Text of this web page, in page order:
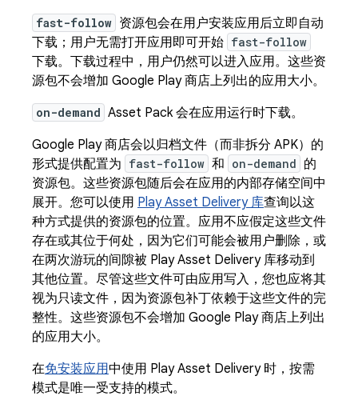
fast-follow 资源包会在用户安装应用后立即自动
下载；用户无需打开应用即可开始 fast-follow
下载。下载过程中，用户仍然可以进入应用。这些资
源包不会增加 Google Play 商店上列出的应用大小。
on-demand Asset Pack 会在应用运行时下载。
Google Play 商店会以归档文件（而非拆分 APK）的
形式提供配置为 fast-follow 和 on-demand 的
资源包。这些资源包随后会在应用的内部存储空间中
展开。您可以使用 Play Asset Delivery 库查询以这
种方式提供的资源包的位置。应用不应假定这些文件
存在或其位于何处，因为它们可能会被用户删除，或
在两次游玩的间隙被 Play Asset Delivery 库移动到
其他位置。尽管这些文件可由应用写入，您也应将其
视为只读文件，因为资源包补丁依赖于这些文件的完
整性。这些资源包不会增加 Google Play 商店上列出
的应用大小。
在免安装应用中使用 Play Asset Delivery 时，按需
模式是唯一受支持的模式。